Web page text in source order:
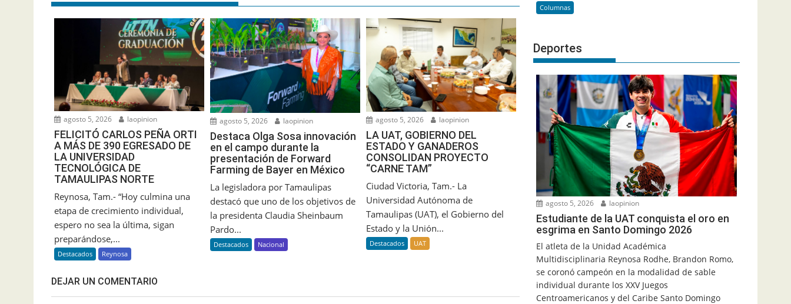
agosto 5, 2026 laopinion
FELICITÓ CARLOS PEÑA ORTI
A MÁS DE 390 EGRESADO DE
LA UNIVERSIDAD
TECNOLÓGICA DE
TAMAULIPAS NORTE
Reynosa, Tam.- “Hoy culmina una
etapa de crecimiento individual,
espero no sea la última, sigan
preparándose,...
Destacados Reynosa
agosto 5, 2026 laopinion
Destaca Olga Sosa innovación
en el campo durante la
presentación de Forward
Farming de Bayer en México
La legisladora por Tamaulipas
destacó que uno de los objetivos de
la presidenta Claudia Sheinbaum
Pardo...
Destacados Nacional
agosto 5, 2026 laopinion
LA UAT, GOBIERNO DEL
ESTADO Y GANADEROS
CONSOLIDAN PROYECTO
“CARNE TAM”
Ciudad Victoria, Tam.- La
Universidad Autónoma de
Tamaulipas (UAT), el Gobierno del
Estado y la Unión...
Destacados UAT
DEJAR UN COMENTARIO
Columnas
Deportes
agosto 5, 2026 laopinion
Estudiante de la UAT conquista el oro en
esgrima en Santo Domingo 2026
El atleta de la Unidad Académica
Multidisciplinaria Reynosa Rodhe, Brandon Romo,
se coronó campeón en la modalidad de sable
individual durante los XXV Juegos
Centroamericanos y del Caribe Santo Domingo